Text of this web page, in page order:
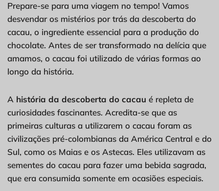
Prepare-se para uma viagem no tempo! Vamos
desvendar os mistérios por trás da descoberta do
cacau, o ingrediente essencial para a produção do
chocolate. Antes de ser transformado na delícia que
amamos, o cacau foi utilizado de várias formas ao
longo da história.
A história da descoberta do cacau é repleta de
curiosidades fascinantes. Acredita-se que as
primeiras culturas a utilizarem o cacau foram as
civilizações pré-colombianas da América Central e do
Sul, como os Maias e os Astecas. Eles utilizavam as
sementes do cacau para fazer uma bebida sagrada,
que era consumida somente em ocasiões especiais.